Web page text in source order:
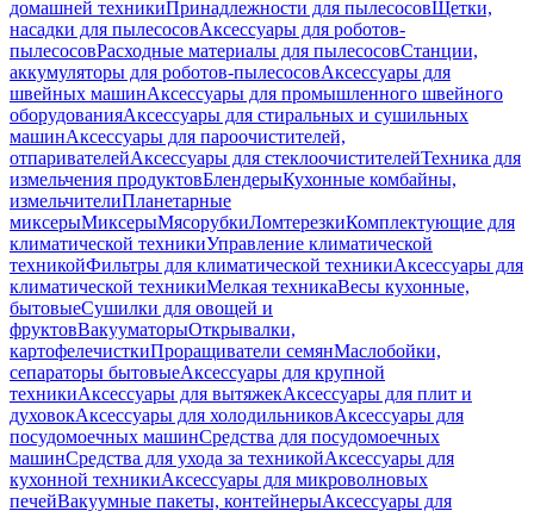
домашней техникиПринадлежности для пылесосовЩетки,
насадки для пылесосовАксессуары для роботов-
пылесосовРасходные материалы для пылесосовСтанции,
аккумуляторы для роботов-пылесосовАксессуары для
швейных машинАксессуары для промышленного швейного
оборудованияАксессуары для стиральных и сушильных
машинАксессуары для пароочистителей,
отпаривателейАксессуары для стеклоочистителейТехника для
измельчения продуктовБлендерыКухонные комбайны,
измельчителиПланетарные
миксерыМиксерыМясорубкиЛомтерезкиКомплектующие для
климатической техникиУправление климатической
техникойФильтры для климатической техникиАксессуары для
климатической техникиМелкая техникаВесы кухонные,
бытовыеСушилки для овощей и
фруктовВакууматорыОткрывалки,
картофелечисткиПроращиватели семянМаслобойки,
сепараторы бытовыеАксессуары для крупной
техникиАксессуары для вытяжекАксессуары для плит и
духовокАксессуары для холодильниковАксессуары для
посудомоечных машинСредства для посудомоечных
машинСредства для ухода за техникойАксессуары для
кухонной техникиАксессуары для микроволновых
печейВакуумные пакеты, контейнерыАксессуары для